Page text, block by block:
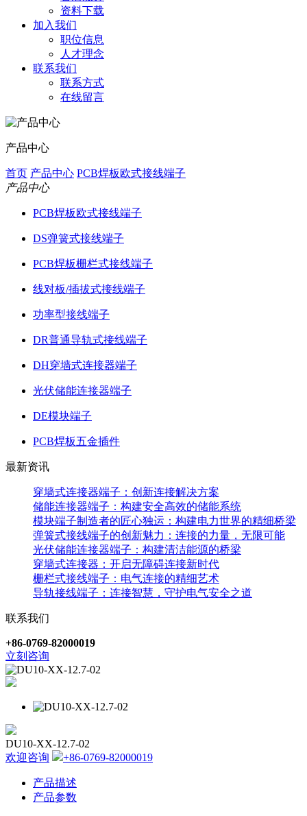
资料下载
加入我们
职位信息
人才理念
联系我们
联系方式
在线留言
产品中心
首页 产品中心 PCB焊板欧式接线端子
产品中心
PCB焊板欧式接线端子
DS弹簧式接线端子
PCB焊板栅栏式接线端子
线对板/插拔式接线端子
功率型接线端子
DR普通导轨式接线端子
DH穿墙式连接器端子
光伏储能连接器端子
DE模块端子
PCB焊板五金插件
最新资讯
穿墙式连接器端子：创新连接解决方案
储能连接器端子：构建安全高效的储能系统
模块端子制造者的匠心独运：构建电力世界的精细桥梁
弹簧式接线端子的创新魅力：连接的力量，无限可能
光伏储能连接器端子：构建清洁能源的桥梁
穿墙式连接器：开启无障碍连接新时代
栅栏式接线端子：电气连接的精细艺术
导轨接线端子：连接智慧，守护电气安全之道
联系我们
+86-0769-82000019
立刻咨询
DU10-XX-12.7-02
欢迎咨询
+86-0769-82000019
产品描述
产品参数